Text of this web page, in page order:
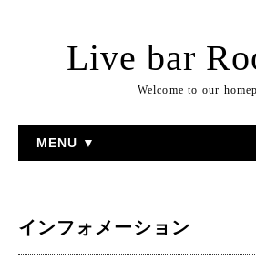
Live bar
Welcome to our
MENU ▼
インフォメーション